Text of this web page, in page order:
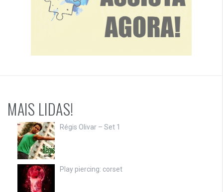
MAIS LIDAS!
Régis Olivar – Set 1
Play piercing: corset